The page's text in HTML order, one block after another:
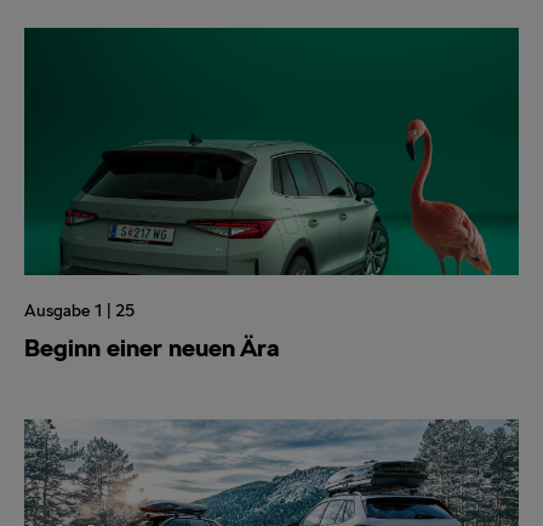
Ausgabe 1 | 25
Beginn einer neuen Ära